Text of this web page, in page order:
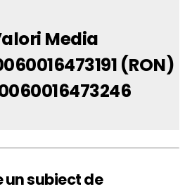
Media
(RON)
un subiect de